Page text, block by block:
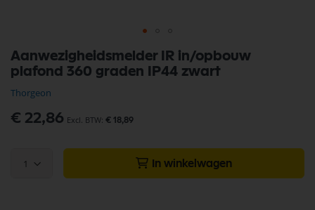
Aanwezigheidsmelder IR in/opbouw
plafond 360 graden IP44 zwart
Thorgeon
€ 22,86 € 18,89
1 In winkelwagen
naar
het
van
de
afbeeldingen-